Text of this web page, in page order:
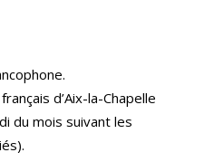
d’Aix-la-Chapelle
du mois suivant les